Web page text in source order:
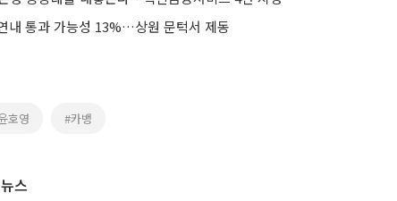
내 통과 가능성 13%…상원 문턱서 제동
호영 #카뱅
스